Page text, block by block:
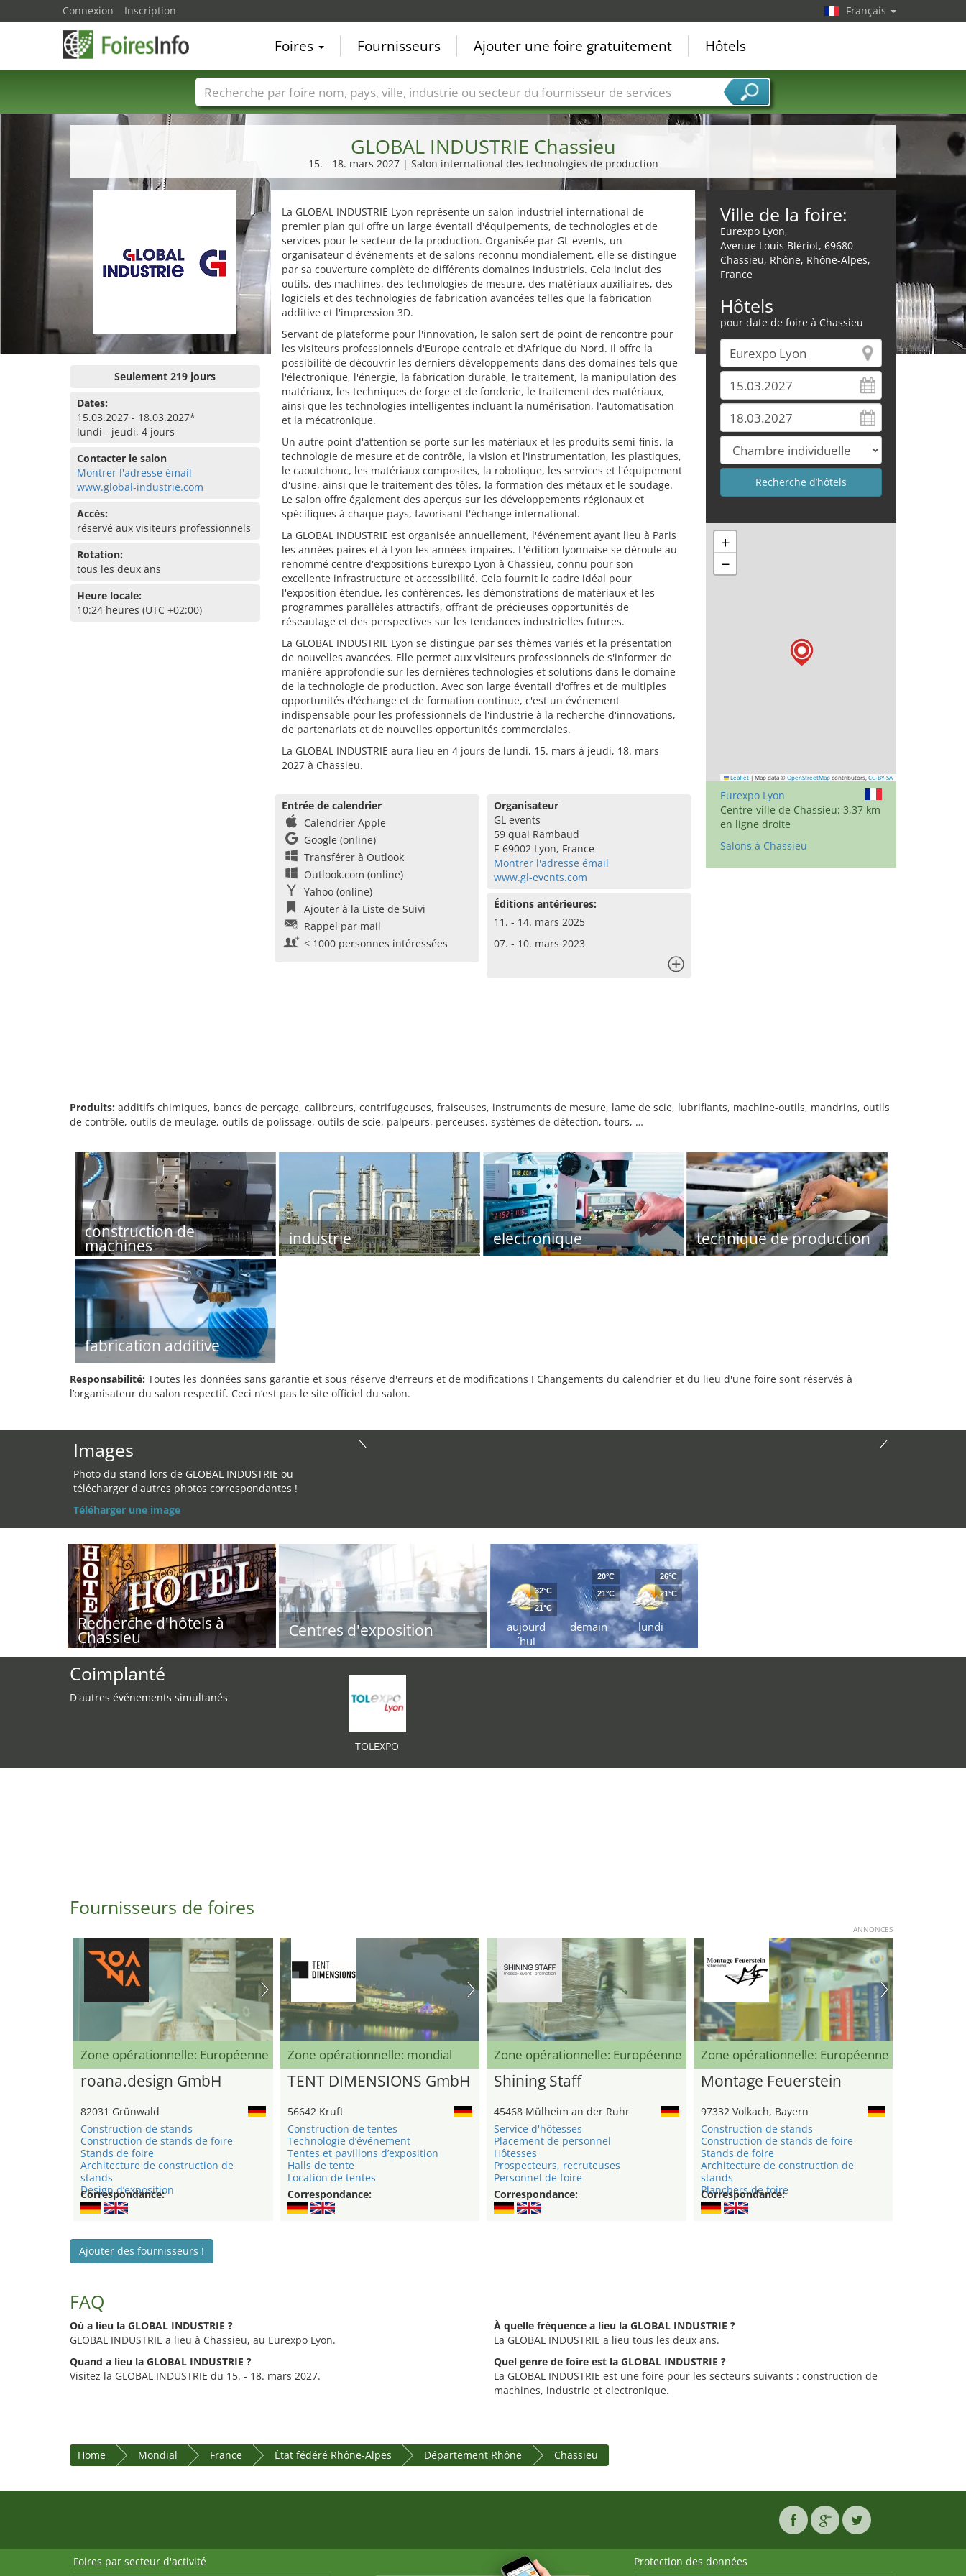
GLOBAL INDUSTRIE Chassieu
15. - 18. mars 2027 | Salon international des technologies de production
Seulement 219 jours
Dates:
15.03.2027 - 18.03.2027*
lundi - jeudi, 4 jours
Contacter le salon
Montrer l'adresse émail
www.global-industrie.com
Accès:
réservé aux visiteurs professionnels
Rotation:
tous les deux ans
Heure locale:
10:24 heures (UTC +02:00)
La GLOBAL INDUSTRIE Lyon représente un salon industriel international de
premier plan qui offre un large éventail d'équipements, de technologies et de
services pour le secteur de la production. Organisée par GL events, un
organisateur d'événements et de salons reconnu mondialement, elle se distingue
par sa couverture complète de différents domaines industriels. Cela inclut des
outils, des machines, des technologies de mesure, des matériaux auxiliaires, des
logiciels et des technologies de fabrication avancées telles que la fabrication
additive et l'impression 3D.
Servant de plateforme pour l'innovation, le salon sert de point de rencontre pour
les visiteurs professionnels d'Europe centrale et d'Afrique du Nord. Il offre la
possibilité de découvrir les derniers développements dans des domaines tels que
l'électronique, l'énergie, la fabrication durable, le traitement, la manipulation des
matériaux, les techniques de forge et de fonderie, le traitement des matériaux,
ainsi que les technologies intelligentes incluant la numérisation, l'automatisation
et la mécatronique.
Un autre point d'attention se porte sur les matériaux et les produits semi-finis, la
technologie de mesure et de contrôle, la vision et l'instrumentation, les plastiques,
le caoutchouc, les matériaux composites, la robotique, les services et l'équipement
d'usine, ainsi que le traitement des tôles, la formation des métaux et le soudage.
Le salon offre également des aperçus sur les développements régionaux et
spécifiques à chaque pays, favorisant l'échange international.
La GLOBAL INDUSTRIE est organisée annuellement, l'événement ayant lieu à Paris
les années paires et à Lyon les années impaires. L'édition lyonnaise se déroule au
renommé centre d'expositions Eurexpo Lyon à Chassieu, connu pour son
excellente infrastructure et accessibilité. Cela fournit le cadre idéal pour
l'exposition étendue, les conférences, les démonstrations de matériaux et les
programmes parallèles attractifs, offrant de précieuses opportunités de
réseautage et des perspectives sur les tendances industrielles futures.
La GLOBAL INDUSTRIE Lyon se distingue par ses thèmes variés et la présentation
de nouvelles avancées. Elle permet aux visiteurs professionnels de s'informer de
manière approfondie sur les dernières technologies et solutions dans le domaine
de la technologie de production. Avec son large éventail d'offres et de multiples
opportunités d'échange et de formation continue, c'est un événement
indispensable pour les professionnels de l'industrie à la recherche d'innovations,
de partenariats et de nouvelles opportunités commerciales.
La GLOBAL INDUSTRIE aura lieu en 4 jours de lundi, 15. mars à jeudi, 18. mars
2027 à Chassieu.
Entrée de calendrier
Calendrier Apple
Google (online)
Transférer à Outlook
Outlook.com (online)
Yahoo (online)
Ajouter à la Liste de Suivi
Rappel par mail
< 1000 personnes intéressées
Organisateur
GL events
59 quai Rambaud
F-69002 Lyon, France
Montrer l'adresse émail
www.gl-events.com
Éditions antérieures:
11. - 14. mars 2025
07. - 10. mars 2023
Ville de la foire:
Eurexpo Lyon,
Avenue Louis Blériot, 69680
Chassieu, Rhône, Rhône-Alpes,
France
Hôtels
pour date de foire à Chassieu
+
−
Leaflet | Map data © OpenStreetMap contributors, CC-BY-SA
Eurexpo Lyon
Centre-ville de Chassieu: 3,37 km
en ligne droite
Salons à Chassieu
Produits: additifs chimiques, bancs de perçage, calibreurs, centrifugeuses, fraiseuses, instruments de mesure, lame de scie, lubrifiants, machine-outils, mandrins, outils
de contrôle, outils de meulage, outils de polissage, outils de scie, palpeurs, perceuses, systèmes de détection, tours, …
construction de
machines industrie electronique technique de production
fabrication additive
Responsabilité: Toutes les données sans garantie et sous réserve d'erreurs et de modifications ! Changements du calendrier et du lieu d'une foire sont réservés à
l’organisateur du salon respectif. Ceci n’est pas le site officiel du salon.
Images
Photo du stand lors de GLOBAL INDUSTRIE ou
télécharger d'autres photos correspondantes !
Téléharger une image
Recherche d'hôtels à
Chassieu Centres d'exposition
aujourd
´hui
32°C
21°C
demain
20°C
21°C
lundi
26°C
21°C
Coimplanté
D'autres événements simultanés
TOLEXPO
Fournisseurs de foires
ANNONCES
Zone opérationnelle: Européenne
roana.design GmbH
82031 Grünwald
Construction de stands
Construction de stands de foire
Stands de foire
Architecture de construction de
stands
Design d’exposition
Correspondance:
Zone opérationnelle: mondial
TENT DIMENSIONS GmbH
56642 Kruft
Construction de tentes
Technologie d’événement
Tentes et pavillons d’exposition
Halls de tente
Location de tentes
Correspondance:
Zone opérationnelle: Européenne
Shining Staff
45468 Mülheim an der Ruhr
Service d'hôtesses
Placement de personnel
Hôtesses
Prospecteurs, recruteuses
Personnel de foire
Correspondance:
Zone opérationnelle: Européenne
Montage Feuerstein
97332 Volkach, Bayern
Construction de stands
Construction de stands de foire
Stands de foire
Architecture de construction de
stands
Planchers de foire
Correspondance:
Ajouter des fournisseurs !
FAQ
Où a lieu la GLOBAL INDUSTRIE ?
GLOBAL INDUSTRIE a lieu à Chassieu, au Eurexpo Lyon.
Quand a lieu la GLOBAL INDUSTRIE ?
Visitez la GLOBAL INDUSTRIE du 15. - 18. mars 2027.
À quelle fréquence a lieu la GLOBAL INDUSTRIE ?
La GLOBAL INDUSTRIE a lieu tous les deux ans.
Quel genre de foire est la GLOBAL INDUSTRIE ?
La GLOBAL INDUSTRIE est une foire pour les secteurs suivants : construction de
machines, industrie et electronique.
Home Mondial France État fédéré Rhône-Alpes Département Rhône Chassieu
Connexion Inscription Français
Foires Fournisseurs Ajouter une foire gratuitement Hôtels
Foire noms Pays Villes Secteurs de foire Secteurs du fournisseur de services
Foires par secteur d'activité Protection des données